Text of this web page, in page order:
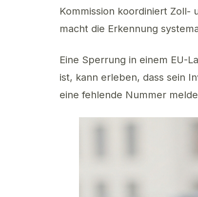
Kommission koordiniert Zoll-
macht die Erkennung
Eine Sperrung in einem EU-
ist, kann erleben, dass sein
eine fehlende Nummer